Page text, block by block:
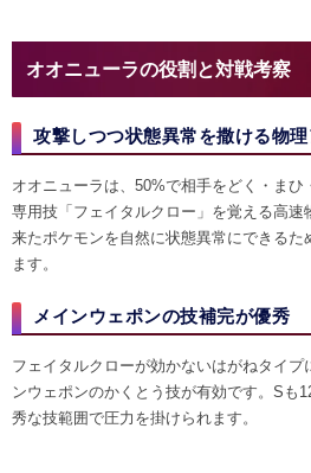
オオニューラの役割と対戦考察
攻撃しつつ状態異常を撒ける物
オオニューラは、50%で相手をどく・ま
専用技「フェイタルクロー」を覚える高速
来たポケモンを自然に状態異常にできる
ます。
メインウェポンの技補完が優秀
フェイタルクローが効かないはがねタイプ
ンウェポンのかくとう技が有効です。Sも
秀な技範囲で圧力を掛けられます。